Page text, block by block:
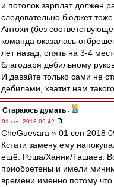
и потолок зарплат должен
следовательно бюджет
Антохи (без
команда оказалась
лет назад, опять на 3-4
благодаря дебильному
И давайте только сами не
дебилами, хватит нам такого
Стараюсь думать -
01 сен 2018 09:42
CheGuevara » 01 сен 2018
Кстати замену ему
ещё. Роша/Ханни/Ташаев.
приобретены и имели
времени именно потому